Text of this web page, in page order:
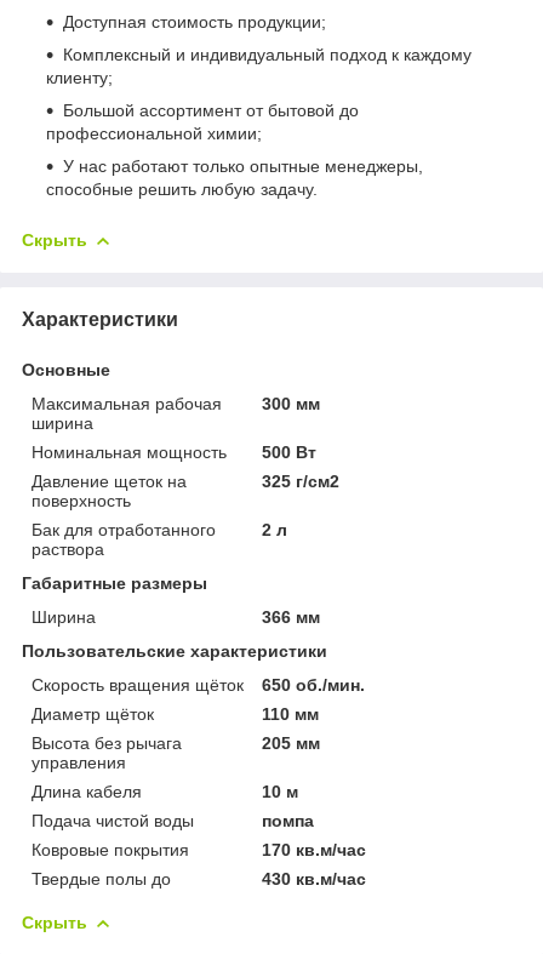
Доступная стоимость продукции;
Комплексный и индивидуальный подход к каждому
клиенту;
Большой ассортимент от бытовой до
профессиональной химии;
У нас работают только опытные менеджеры,
способные решить любую задачу.
Скрыть
Характеристики
Основные
Максимальная рабочая
ширина
300 мм
Номинальная мощность
500 Вт
Давление щеток на
поверхность
325 г/см2
Бак для отработанного
раствора
2 л
Габаритные размеры
Ширина
366 мм
Пользовательские характеристики
Скорость вращения щёток
650 об./мин.
Диаметр щёток
110 мм
Высота без рычага
управления
205 мм
Длина кабеля
10 м
Подача чистой воды
помпа
Ковровые покрытия
170 кв.м/час
Твердые полы до
430 кв.м/час
Скрыть